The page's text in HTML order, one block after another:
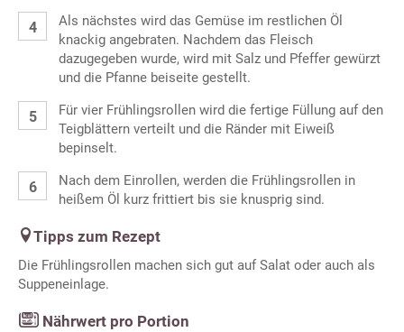
Als nächstes wird das Gemüse im restlichen Öl
knackig angebraten. Nachdem das Fleisch
dazugegeben wurde, wird mit Salz und Pfeffer gewürzt
und die Pfanne beiseite gestellt.
Für vier Frühlingsrollen wird die fertige Füllung auf den
Teigblättern verteilt und die Ränder mit Eiweiß
bepinselt.
Nach dem Einrollen, werden die Frühlingsrollen in
heißem Öl kurz frittiert bis sie knusprig sind.
Tipps zum Rezept
Die Frühlingsrollen machen sich gut auf Salat oder auch als
Suppeneinlage.
Nährwert pro Portion